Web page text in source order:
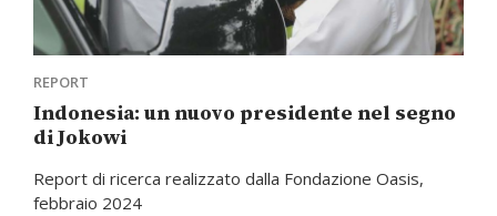
REPORT
Indonesia: un nuovo presidente nel segno
di Jokowi
Report di ricerca realizzato dalla Fondazione Oasis,
febbraio 2024